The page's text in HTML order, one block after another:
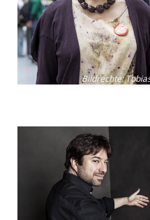
Bildrechte: